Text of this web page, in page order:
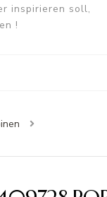
inspirieren soll,
!